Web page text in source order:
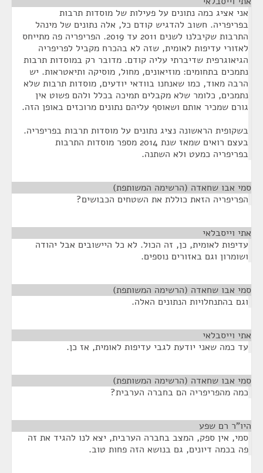
אני אציג כמה נתונים על פעילות של מוסדות תרבות
בפריפריה. חשוב להדגיש קודם כל, אלה נתונים של מינהל
התרבות שקיבלנו לשנים 2011 עד 2019. הפריפריה פה מתייחס
לאזורי עדיפות לאומית, שזה לא בהכרח מקביל לפריפריה
הגיאוגרפית שדיברתי עליה קודם. מדובר רק במוסדות תרבות
נתמכים בתחומים: מוזיאונים, מחול, מוסיקה ותיאטראות. יש
הרבה מאוד, כמו שאנחנו בוודאי יודעים, מוסדות תרבות שלא
נתמכים, כלומר שלא מקבלים תמיכה בכלל ולהם פשוט אין
גורם שמכיר אותם ושאוסף עליהם נתונים מרוכזים באופן הזה.
בשקופית הראשונה נציג נתונים על מוסדות תרבות בפריפריה.
בעצם רואים שמאז שנת 2014 מספר מוסדות התרבות
בפריפריה כמעט ולא השתנה.
סמי אבו שחאדה (הרשימה המשותפת)
הפריפריה הזאת כוללת את השטחים הכבושים?
אתי וייסבלאי
עדיפות לאומית, כן, זה הכול. לא כל היישובים אבל יהודה
ושומרון וגם באזורים נוספים.
סמי אבו שחאדה (הרשימה המשותפת)
וגם בהתנחלויות הנתונים האלה.
אתי וייסבלאי
עד כמה שאני יודעת לגבי עדיפות לאומית, אז כן.
סמי אבו שחאדה (הרשימה המשותפת)
כמה מהפריפריה הם בחברה הערבית?
היו"ר רם שפע
סמי, אין ספק, המצב בחברה הערבית, יצא לנו להגיד את זה
פה בכמה דיונים, גם בנושא הזה פחות טוב.